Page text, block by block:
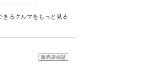
きるクルマをもっと見る
販売店保証